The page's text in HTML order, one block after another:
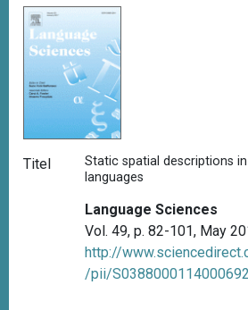
Titel
Static spatial descriptions
languages
Language Sciences
Vol. 49, p. 82-101, May
http://
/pii/S0388000114000692